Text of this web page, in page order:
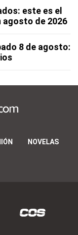
este es el
agosto de 2026
8 de agosto:
NOVELAS